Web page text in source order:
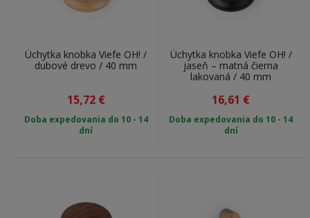
Trvácnosť:Kvalitné drevené úchytky sú odolné a
Jedinečnosť:Každý kus dreva je originál, čo znamená,
že vaše úchytky budú mať jedinečný vzhľad.
Úchytka knobka Viefe OH! /
dubové drevo / 40 mm
15,72 €
Doba expedovania do 10 - 14
dní
Úchytka knobka Viefe OH! /
jaseň – matná čierna
lakovaná / 40 mm
16,61 €
Doba expedovania do 10 - 14
dní